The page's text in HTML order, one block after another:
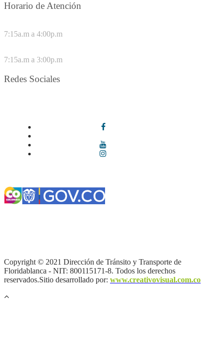
Horario de Atención
7:15a.m a 4:00p.m
7:15a.m a 3:00p.m
Redes Sociales
Copyright © 2021 Dirección de Tránsito y Transporte de
Floridablanca - NIT: 800115171-8. Todos los derechos
reservados.Sitio desarrollado por: www.creativovisual.com.co